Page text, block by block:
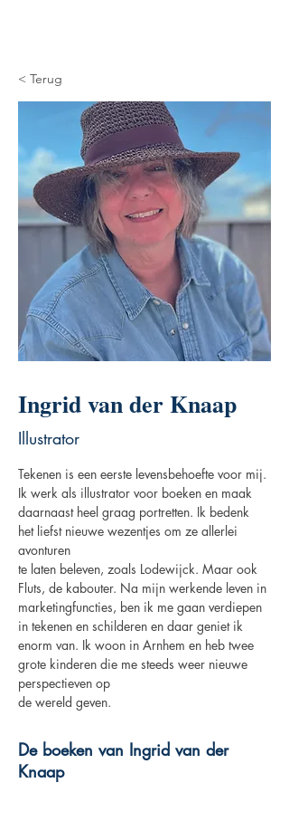
< Terug
Ingrid van der Knaap
Illustrator
Tekenen is een eerste levensbehoefte voor mij.
Ik werk als illustrator voor boeken en maak
daarnaast heel graag portretten. Ik bedenk
het liefst nieuwe wezentjes om ze allerlei
avonturen
te laten beleven, zoals Lodewijck. Maar ook
Fluts, de kabouter. Na mijn werkende leven in
marketingfuncties, ben ik me gaan verdiepen
in tekenen en schilderen en daar geniet ik
enorm van. Ik woon in Arnhem en heb twee
grote kinderen die me steeds weer nieuwe
perspectieven op
de wereld geven.
De boeken van Ingrid van der
Knaap